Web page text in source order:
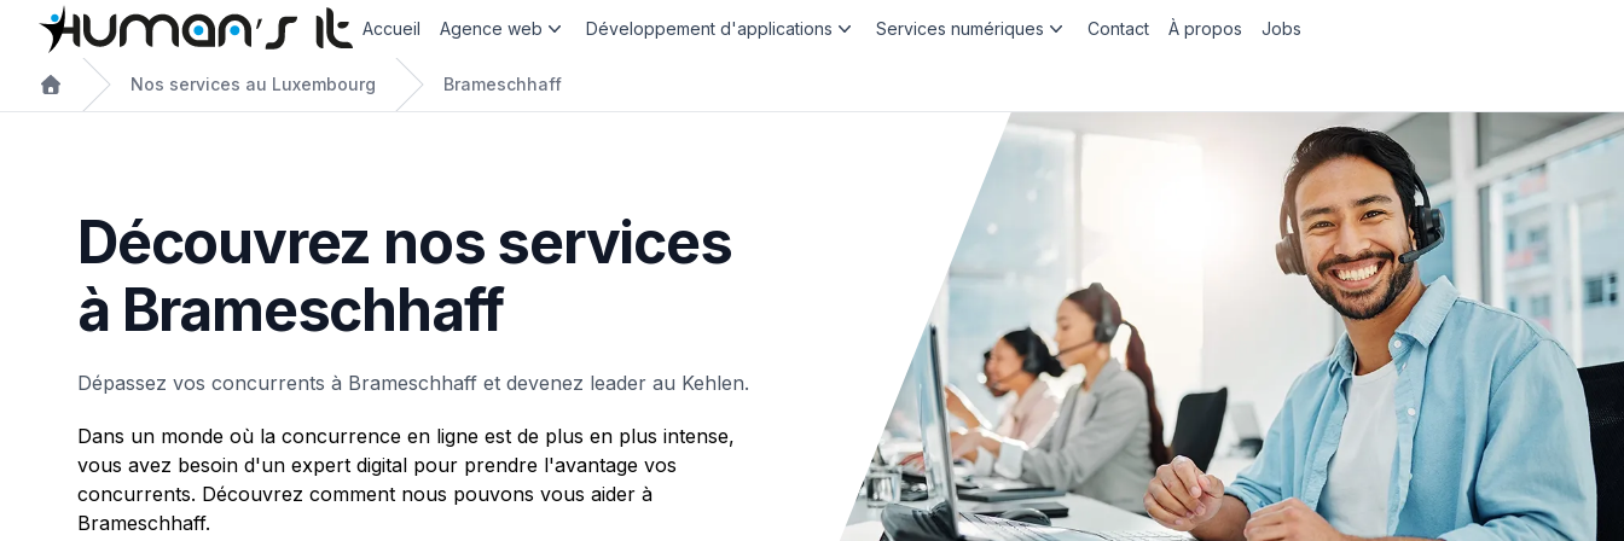
Accueil Agence web Développement d'applications Services numériques Contact À propos Jobs
Nos services au Luxembourg Brameschhaff
Découvrez nos services
à Brameschhaff
Dépassez vos concurrents à Brameschhaff et devenez leader au Kehlen.
Dans un monde où la concurrence en ligne est de plus en plus intense,
vous avez besoin d'un expert digital pour prendre l'avantage vos
concurrents. Découvrez comment nous pouvons vous aider à
Brameschhaff.